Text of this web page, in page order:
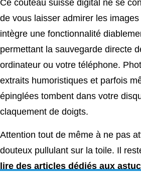
Ce couteau suisse digital ne se
de vous laisser admirer les images
intègre une fonctionnalité
permettant la sauvegarde directe
ordinateur ou votre téléphone.
extraits humoristiques et parfois
épinglées tombent dans votre
claquement de doigts.
Attention tout de même à ne pas
douteux pullulant sur la toile. Il
lire des articles dédiés aux